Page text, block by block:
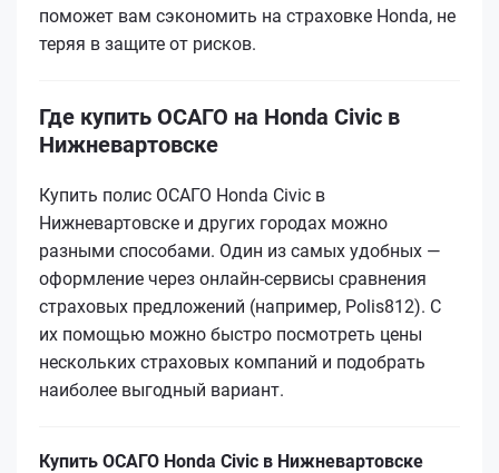
поможет вам сэкономить на страховке Honda, не
теряя в защите от рисков.
Где купить ОСАГО на Honda Civic в
Нижневартовске
Купить полис ОСАГО Honda Civic в
Нижневартовске и других городах можно
разными способами. Один из самых удобных —
оформление через онлайн-сервисы сравнения
страховых предложений (например, Polis812). С
их помощью можно быстро посмотреть цены
нескольких страховых компаний и подобрать
наиболее выгодный вариант.
Купить ОСАГО Honda Civic в Нижневартовске